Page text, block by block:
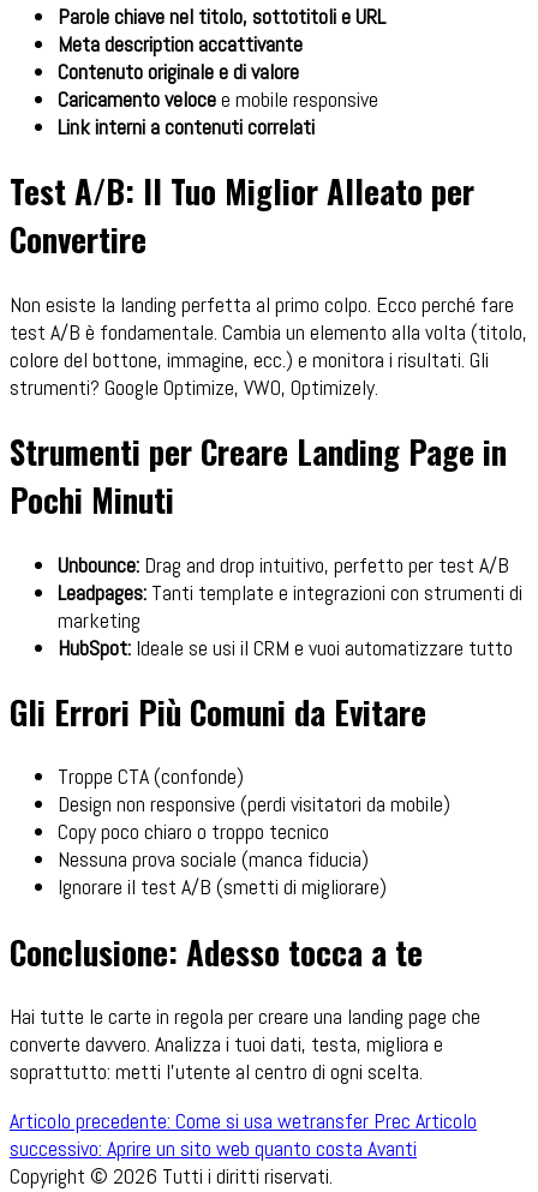
Parole chiave nel titolo, sottotitoli e URL
Meta description accattivante
Contenuto originale e di valore
Caricamento velocee mobile responsive
Link interni a contenuti correlati
Test A/B: Il Tuo Miglior Alleato per
Convertire
Non esiste la landing perfetta al primo colpo. Ecco perché fare
test A/B è fondamentale. Cambia un elemento alla volta (titolo,
colore del bottone, immagine, ecc.) e monitora i risultati. Gli
strumenti? Google Optimize, VWO, Optimizely.
Strumenti per Creare Landing Page in
Pochi Minuti
Unbounce: Drag and drop intuitivo, perfetto per test A/B
Leadpages: Tanti template e integrazioni con strumenti di
marketing
HubSpot: Ideale se usi il CRM e vuoi automatizzare tutto
Gli Errori Più Comuni da Evitare
Troppe CTA (confonde)
Design non responsive (perdi visitatori da mobile)
Copy poco chiaro o troppo tecnico
Nessuna prova sociale (manca fiducia)
Ignorare il test A/B (smetti di migliorare)
Conclusione: Adesso tocca a te
Hai tutte le carte in regola per creare una landing page che
converte davvero. Analizza i tuoi dati, testa, migliora e
soprattutto: metti l'utente al centro di ogni scelta.
Articolo precedente: Come si usa wetransfer Prec Articolo
successivo: Aprire un sito web quanto costa Avanti
Copyright © 2026 Tutti i diritti riservati.